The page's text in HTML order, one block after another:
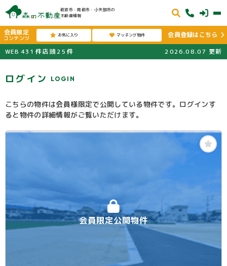
砺波市・南砺市・小矢部市の
不動産情報
会員限定
コンテンツ お気に入り マッチング物件
会員登録はこちら
WEB 431 件店頭25 件 2026.08.07 更新
ログイン LOGIN
こちらの物件は会員様限定で公開している物件です。ログインす
ると物件の詳細情報がご覧いただけます。
会員限定公開物件